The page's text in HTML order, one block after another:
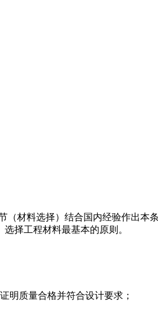
材料选择）结合国内经验作出本
择工程材料最基本的原则。
证明质量合格并符合设计要求；